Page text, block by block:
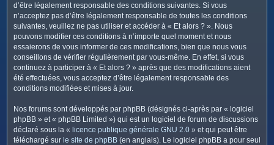
d’être légalement responsable des conditions suivantes. Si vous
n’acceptez pas d’être légalement responsable de toutes les conditions
suivantes, veuillez ne pas utiliser et accéder à « Et alors ? ». Nous
pouvons modifier ces conditions à n’importe quel moment et nous
essaierons de vous informer de ces modifications, bien que nous vous
conseillons de vérifier régulièrement par vous-même. En effet, si vous
continuez à participer à « Et alors ? » après que des modifications aient
été effectuées, vous acceptez d’être légalement responsable des
conditions modifiées et mises à jour.
Nos forums sont développés par phpBB (désignés ci-après par « logiciel
phpBB » et « phpBB Limited ») qui est un logiciel de forum de discussions
déclaré sous la « licence publique générale GNU 2.0 » et qui peut être
téléchargé sur le site de phpBB (en anglais). Le logiciel phpBB a pour seul